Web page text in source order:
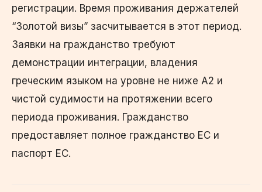
регистрации. Время проживания держателей
“Золотой визы” засчитывается в этот период.
Заявки на гражданство требуют
демонстрации интеграции, владения
греческим языком на уровне не ниже A2 и
чистой судимости на протяжении всего
периода проживания. Гражданство
предоставляет полное гражданство ЕС и
паспорт ЕС.